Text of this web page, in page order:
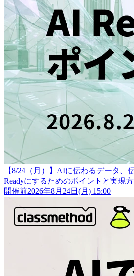
【8/24（月）】AIに伝わるデータ、
Readyにするためのポイントと実現
開催前2026年8月24日(月) 15:00